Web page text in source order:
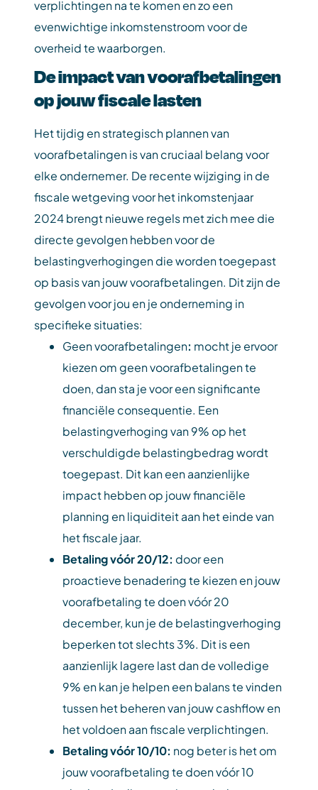
verplichtingen na te komen en zo een
evenwichtige inkomstenstroom voor de
overheid te waarborgen.
De impact van voorafbetalingen
op jouw fiscale lasten
Het tijdig en strategisch plannen van
voorafbetalingen is van cruciaal belang voor
elke ondernemer. De recente wijziging in de
fiscale wetgeving voor het inkomstenjaar
2024 brengt nieuwe regels met zich mee die
directe gevolgen hebben voor de
belastingverhogingen die worden toegepast
op basis van jouw voorafbetalingen. Dit zijn de
gevolgen voor jou en je onderneming in
specifieke situaties:
Geen voorafbetalingen: mocht je ervoor
kiezen om geen voorafbetalingen te
doen, dan sta je voor een significante
financiële consequentie. Een
belastingverhoging van 9% op het
verschuldigde belastingbedrag wordt
toegepast. Dit kan een aanzienlijke
impact hebben op jouw financiële
planning en liquiditeit aan het einde van
het fiscale jaar.
Betaling vóór 20/12: door een
proactieve benadering te kiezen en jouw
voorafbetaling te doen vóór 20
december, kun je de belastingverhoging
beperken tot slechts 3%. Dit is een
aanzienlijk lagere last dan de volledige
9% en kan je helpen een balans te vinden
tussen het beheren van jouw cashflow en
het voldoen aan fiscale verplichtingen.
Betaling vóór 10/10: nog beter is het om
jouw voorafbetaling te doen vóór 10